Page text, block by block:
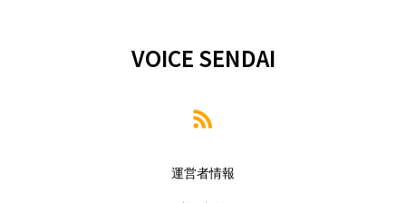
VOICE SENDAI
運営者情報